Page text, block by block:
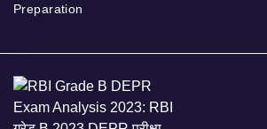
Preparation